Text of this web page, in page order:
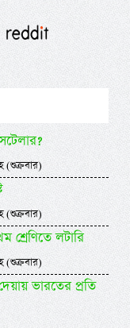
শ্রেণিতে লটারি
ভারতের প্রতি